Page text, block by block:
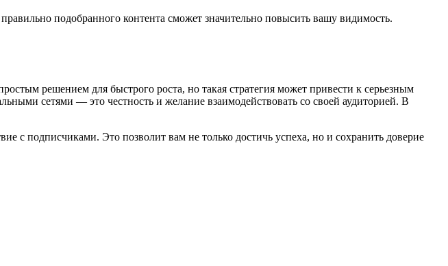
подобранного контента сможет значительно повысить вашу видимость.
решением для быстрого роста, но такая стратегия может привести к серьезным
сетями — это честность и желание взаимодействовать со своей аудиторией. В
с подписчиками. Это позволит вам не только достичь успеха, но и сохранить доверие